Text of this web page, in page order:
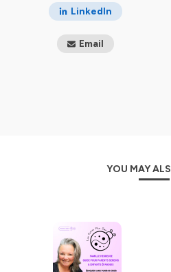
Abonne-toi
et soutiens le
Tu veux aller plus loin? RDV ici:
Papotons:
pour plus
LinkedIn
Email
YOU MAY